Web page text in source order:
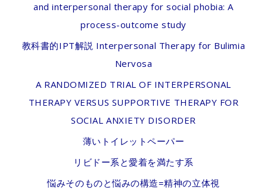
and interpersonal therapy for social phobia: A
process-outcome study
教科書的IPT解説 Interpersonal Therapy for Bulimia
Nervosa
A RANDOMIZED TRIAL OF INTERPERSONAL
THERAPY VERSUS SUPPORTIVE THERAPY FOR
SOCIAL ANXIETY DISORDER
薄いトイレットペーパー
リビドー系と愛着を満たす系
悩みそのものと悩みの構造=精神の立体視